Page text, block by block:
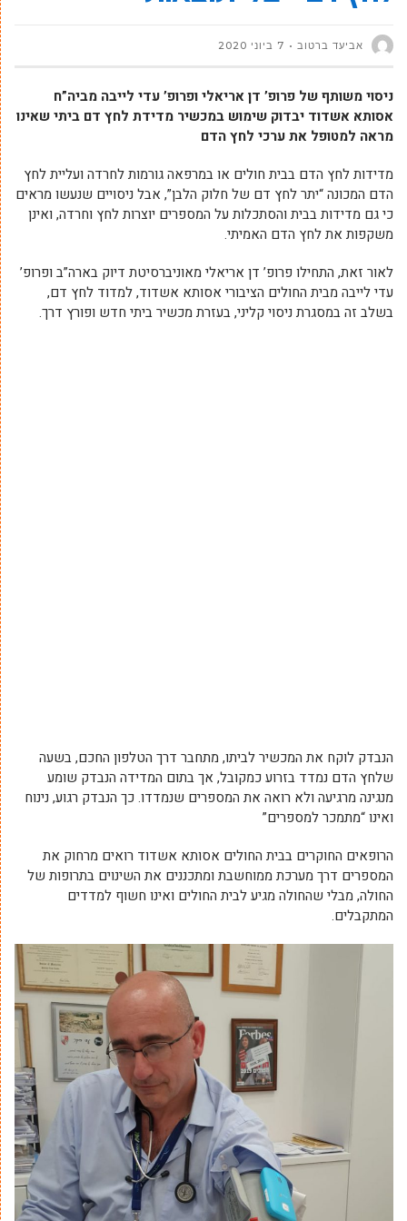
אביעד ברטוב 7 ביוני 2020
ניסוי משותף של פרופ’ דן אריאלי ופרופ’ עדי לייבה מביה”ח
אסותא אשדוד יבדוק שימוש במכשיר מדידת לחץ דם ביתי שאינו
מראה למטופל את ערכי לחץ הדם
מדידות לחץ הדם בבית חולים או במרפאה גורמות לחרדה ועליית לחץ
הדם המכונה “יתר לחץ דם של חלוק הלבן”, אבל ניסויים שנעשו מראים
כי גם מדידות בבית והסתכלות על המספרים יוצרות לחץ וחרדה, ואינן
משקפות את לחץ הדם האמיתי.
לאור זאת, התחילו פרופ’ דן אריאלי מאוניברסיטת דיוק בארה”ב ופרופ’
עדי לייבה מבית החולים הציבורי אסותא אשדוד, למדוד לחץ דם,
בשלב זה במסגרת ניסוי קליני, בעזרת מכשיר ביתי חדש ופורץ דרך.
הנבדק לוקח את המכשיר לביתו, מתחבר דרך הטלפון החכם, בשעה
שלחץ הדם נמדד בזרוע כמקובל, אך בתום המדידה הנבדק שומע
מנגינה מרגיעה ולא רואה את המספרים שנמדדו. כך הנבדק רגוע, נינוח
ואינו “מתמכר למספרים”
הרופאים החוקרים בבית החולים אסותא אשדוד רואים מרחוק את
המספרים דרך מערכת ממוחשבת ומתכננים את השינוים בתרופות של
החולה, מבלי שהחולה מגיע לבית החולים ואינו חשוף למדדים
המתקבלים.